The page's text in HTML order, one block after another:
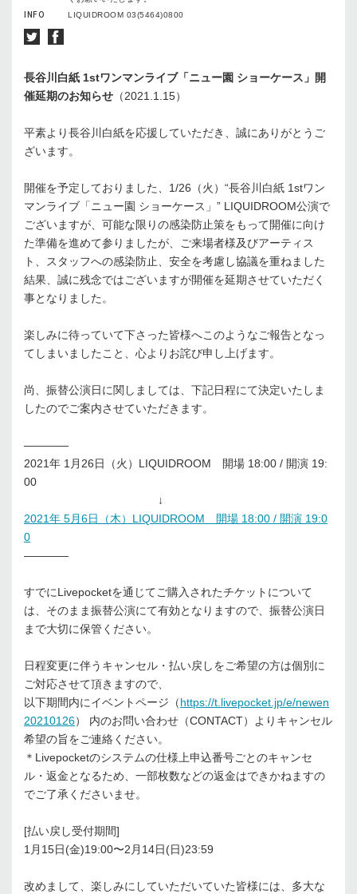
INFO
LIQUIDROOM 03(5464)0800
長谷川白紙 1stワンマンライブ「ニュー園 ショーケース」開
催延期のお知らせ （2021.1.15）
平素より長谷川白紙を応援していただき、誠にありがとうご
ざいます。
開催を予定しておりました、1/26（火）“長谷川白紙 1stワン
マンライブ「ニュー園 ショーケース」” LIQUIDROOM公演で
ございますが、可能な限りの感染防止策をもって開催に向け
た準備を進めて参りましたが、ご来場者様及びアーティス
ト、スタッフへの感染防止、安全を考慮し協議を重ねました
結果、誠に残念ではございますが開催を延期させていただく
事となりました。
楽しみに待っていて下さった皆様へこのようなご報告となっ
てしまいましたこと、心よりお詫び申し上げます。
尚、振替公演日に関しましては、下記日程にて決定いたしま
したのでご案内させていただきます。
————
2021年 1月26日（火）LIQUIDROOM 開場 18:00 / 開演 19:
00
↓
2021年 5月6日（木）LIQUIDROOM 開場 18:00 / 開演 19:0
0
————
すでにLivepocketを通じてご購入されたチケットについて
は、そのまま振替公演にて有効となりますので、振替公演日
まで大切に保管ください。
日程変更に伴うキャンセル・払い戻しをご希望の方は個別に
ご対応させて頂きますので、
以下期間内にイベントページ（https://t.livepocket.jp/e/newen
20210126） 内のお問い合わせ（CONTACT）よりキャンセル
希望の旨をご連絡ください。
＊Livepocketのシステムの仕様上申込番号ごとのキャンセ
ル・返金となるため、一部枚数などの返金はできかねますの
でご了承くださいませ。
[払い戻し受付期間]
1月15日(金)19:00〜2月14日(日)23:59
改めまして、楽しみにしていただいていた皆様には、多大な